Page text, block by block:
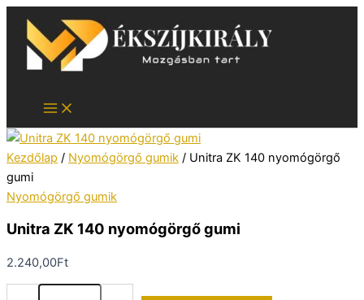
Skip
content
Kezdőlap / Nyomógörgő gumik / Unitra ZK 140 nyomógörgő
gumi
Nyomógörgő gumik
Unitra ZK 140 nyomógörgő gumi
2.240,00Ft